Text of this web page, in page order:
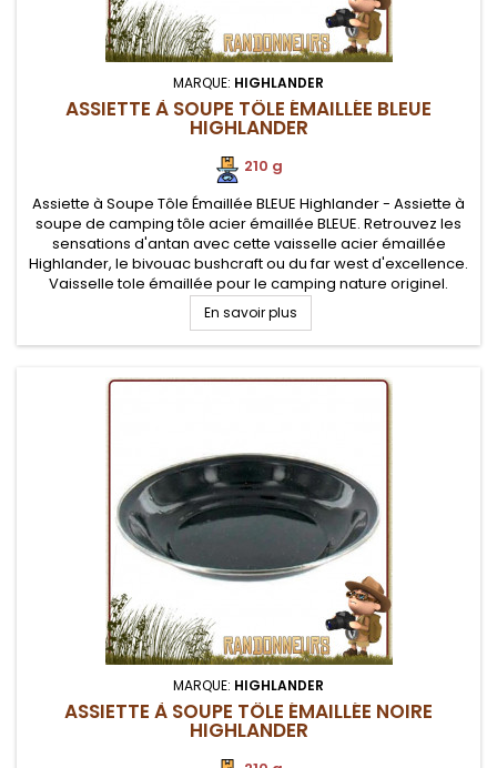
MARQUE: HIGHLANDER
ASSIETTE À SOUPE TÔLE ÉMAILLÉE BLEUE
HIGHLANDER
210 g
Assiette à Soupe Tôle Émaillée BLEUE Highlander - Assiette à
soupe de camping tôle acier émaillée BLEUE. Retrouvez les
sensations d'antan avec cette vaisselle acier émaillée
Highlander, le bivouac bushcraft ou du far west d'excellence.
Vaisselle tole émaillée pour le camping nature originel.
Robustesse et facilité de nettoyage
En savoir plus
MARQUE: HIGHLANDER
ASSIETTE À SOUPE TÔLE ÉMAILLÉE NOIRE
HIGHLANDER